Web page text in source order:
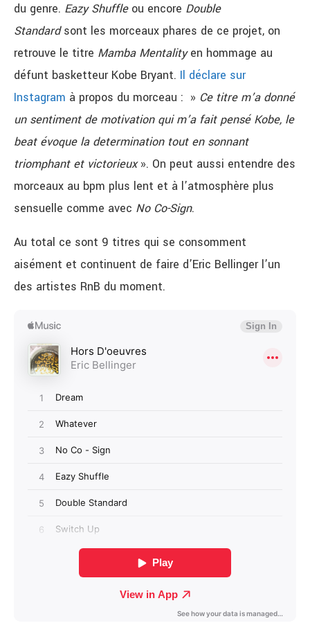
du genre. Eazy Shuffle ou encore Double
Standardsont les morceaux phares de ce projet, on
retrouve le titre Mamba Mentalityen hommage au
défunt basketteur Kobe Bryant. Il déclare sur
Instagram à propos du morceau : » Ce titre m’a donné
un sentiment de motivation qui m’a fait pensé Kobe, le
beat évoque la determination tout en sonnant
triomphant et victorieux». On peut aussi entendre des
morceaux au bpm plus lent et à l’atmosphère plus
sensuelle comme avec No Co-Sign.
Au total ce sont 9 titres qui se consomment
aisément et continuent de faire d’Eric Bellinger l’un
des artistes RnB du moment.